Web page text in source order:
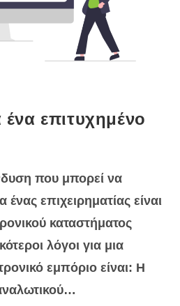
επιτυχημένο
που μπορεί να
επιχειρηματίας είναι
καταστήματος
λόγοι για μια
εμπόριο είναι: Η